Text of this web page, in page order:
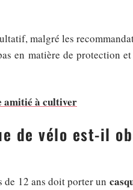
malgré les
en matière de protection
amitié à cultiver
de vélo est-il
de 12 ans doit porter un